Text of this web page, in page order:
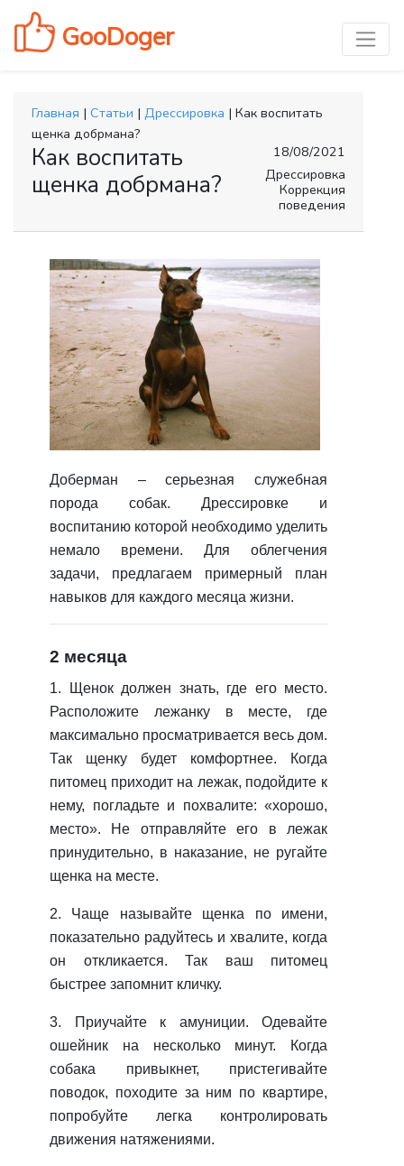
GooDoger
Главная | Статьи | Дрессировка | Как воспитать
щенка добрмана?
Как воспитать
щенка добрмана?
18/08/2021
Дрессировка
Коррекция
поведения
Доберман – серьезная служебная
порода собак. Дрессировке и
воспитанию которой необходимо уделить
немало времени. Для облегчения
задачи, предлагаем примерный план
навыков для каждого месяца жизни.
2 месяца
1. Щенок должен знать, где его место.
Расположите лежанку в месте, где
максимально просматривается весь дом.
Так щенку будет комфортнее. Когда
питомец приходит на лежак, подойдите к
нему, погладьте и похвалите: «хорошо,
место». Не отправляйте его в лежак
принудительно, в наказание, не ругайте
щенка на месте.
2. Чаще называйте щенка по имени,
показательно радуйтесь и хвалите, когда
он откликается. Так ваш питомец
быстрее запомнит кличку.
3. Приучайте к амуниции. Одевайте
ошейник на несколько минут. Когда
собака привыкнет, пристегивайте
поводок, походите за ним по квартире,
попробуйте легка контролировать
движения натяжениями.